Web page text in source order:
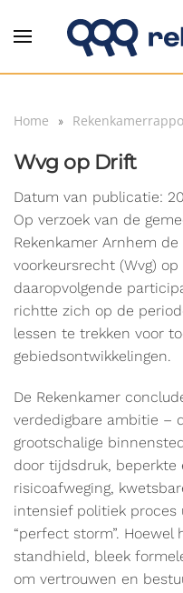
Overslaan en naar
Home
Wvg op Drift
Datum van publicatie:
Op verzoek van de
Rekenkamer Arnhem
voorkeursrecht (Wvg)
daaropvolgende
richtte zich op de
lessen te trekken voor
gebiedsontwikkelingen.
De Rekenkamer
verdedigbare ambitie –
grootschalige
door tijdsdruk, beperkte
risicoafweging,
intensief politiek proces
“perfect storm”.
standhield, bleek
om vertrouwen en